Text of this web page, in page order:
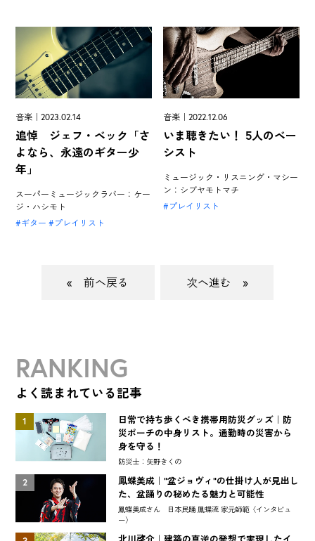
音楽｜2023.02.14
追悼 ジェフ・ベック「さ
よなら、永遠のギター少
年」
スーパーミュージックラバー：ケー
ジ・ハシモト
ギター
プレイリスト
音楽｜2022.12.06
いま聴きたい！ 5人のベー
シスト
ミュージック・リスニング・マシー
ン：シブヤモトマチ
プレイリスト
« »
RANKING
よく読まれている記事
1
日常で持ち歩くべき携帯用防災グッズ｜防
災ポーチの中身リスト。通勤時の災害から
身を守る！
防災士：矢野きくの
2
鳳蝶美成｜"盆ジョヴィ"の仕掛け人が見出し
た、盆踊りの秘めたる魅力と可能性
鳳蝶美成さん 日本民踊 鳳蝶流 家元師範〈インタビュ
ー〉